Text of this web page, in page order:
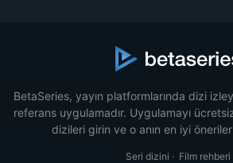
BetaSeries, yayın platformlarında dizi
referans uygulamadır. Uygulamayı
dizileri girin ve o anın en iyi
Seri dizini · Film rehberi